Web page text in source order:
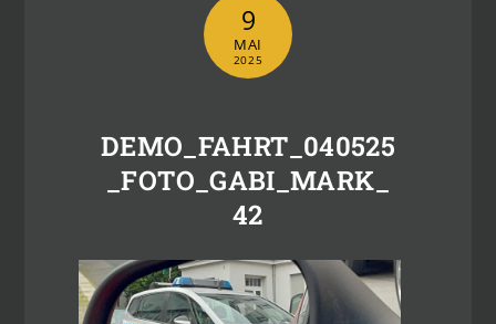
9
MAI
2025
DEMO_FAHRT_040525
_FOTO_GABI_MARK_
42